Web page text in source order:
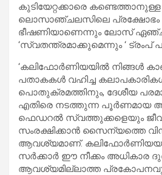
കുടിയേറ്റക്കാരെ
ലൊസാഞ്ചലസിലെ പ്രക്ഷോഭം
ഭീഷണിയാണെന്നും ലോസ്
‘സ്വതന്ത്രമാക്കുമെന്നും ‘ ട്രംപ്
‘കലിഫോര്‍ണിയയില്‍ നിങ്ങള്‍
പതാകകള്‍ വഹിച്ച
പൊതുക്രമത്തിനും, ദേശീയ
എതിരെ നടത്തുന്ന പൂര്‍ണമായ
ഫെഡറല്‍ സ്വത്തുക്കളെയും
സംരക്ഷിക്കാന്‍ സൈന്യത്തെ
ആവശ്യമാണ്.
സര്‍ക്കാര്‍ ഈ നീക്കം
ആവശ്യമില്ലാത്ത